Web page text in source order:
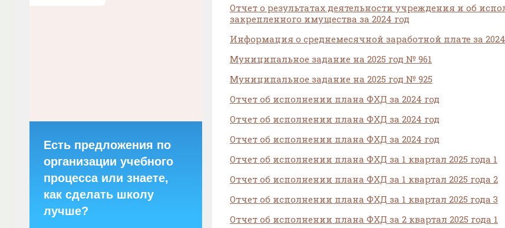
Отчет о результатах деятельности учреждения и об
закрепленного имущества за 2024 год
Информация о среднемесячной заработной плате за
Муниципальное задание на 2025 год № 961
Муниципальное задание на 2025 год № 925
Отчет об исполнении плана ФХД за 2024 год
Отчет об исполнении плана ФХД за 2024 год
Отчет об исполнении плана ФХД за 2024 год
Отчет об исполнении плана ФХД за 1 квартал 2025 года 1
Отчет об исполнении плана ФХД за 1 квартал 2025 года 2
Отчет об исполнении плана ФХД за 1 квартал 2025 года 3
Отчет об исполнении плана ФХД за 2 квартал 2025 года 1
Есть предложения по
организации учебного
процесса или знаете,
как сделать школу
лучше?